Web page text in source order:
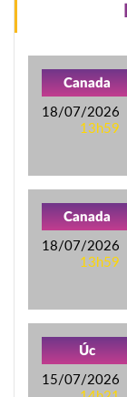
Canada
18/07/2026
13h59
Canada
18/07/2026
13h59
Úc
15/07/2026